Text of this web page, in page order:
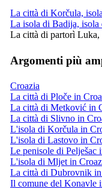
La città di Korčula,
La isola di Badija,
La città di partorì
Argomenti più
Croazia
La città di Ploče in
La città di Metković in
La città di Slivno in
L'isola di Korčula in
L'isola di Lastovo in
Le penisole di Pelješac
L'isola di Mljet in
La città di Dubrovnik in
Il comune del Konavle